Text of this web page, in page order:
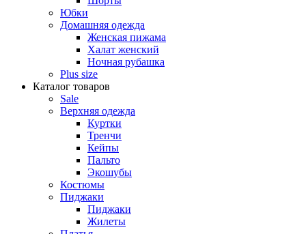
Юбки
Домашняя одежда
Женская пижама
Халат женский
Ночная рубашка
Plus size
Каталог товаров
Sale
Верхняя одежда
Куртки
Тренчи
Кейпы
Пальто
Экошубы
Костюмы
Пиджаки
Пиджаки
Жилеты